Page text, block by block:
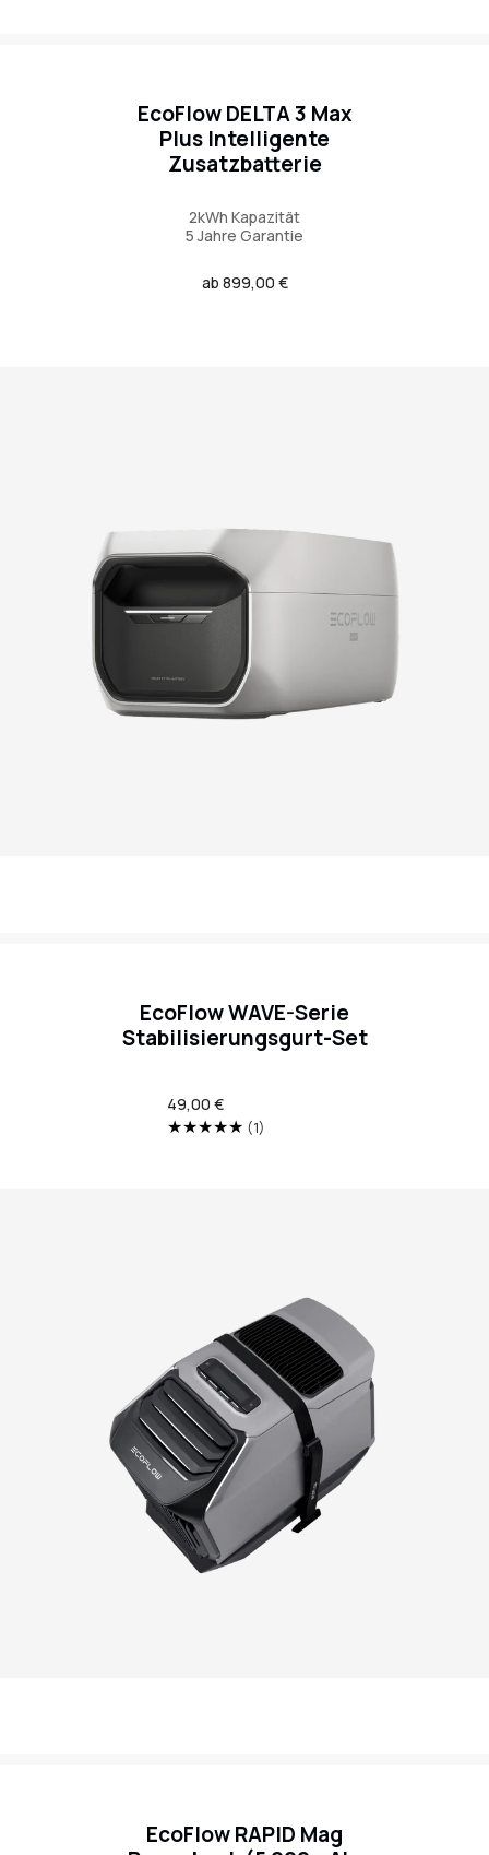
EcoFlow DELTA 3 Max
Plus Intelligente
Zusatzbatterie
2kWh Kapazität
5 Jahre Garantie
Regulärer
ab 899,00 €
EcoFlow WAVE-Serie
Stabilisierungsgurt-Set
Regulärer
Preis
49,00 €
(1)
EcoFlow RAPID Mag